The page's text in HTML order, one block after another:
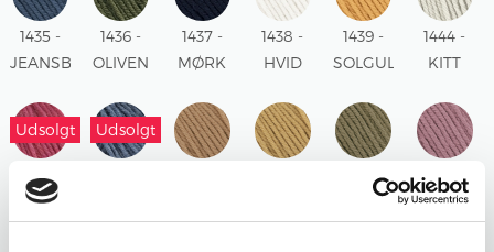
1435 -
JEANSBLÅ
1436 -
OLIVEN
1437 -
MØRK
1438 -
HVID
1439 -
SOLGUL
1444 -
KITT
Udsolgt
1447 -
HINDBÆR
MELERET
Udsolgt
MELERET
1458 -
OLIVENGRØN
1459 -
GAMMEL
ROSE